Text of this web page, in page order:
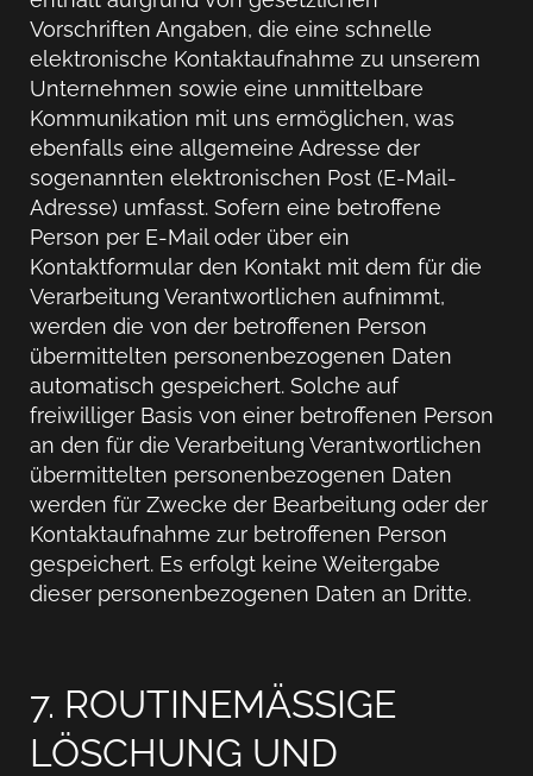
Vorschriften Angaben, die eine schnelle
elektronische Kontaktaufnahme zu unserem
Unternehmen sowie eine unmittelbare
Kommunikation mit uns ermöglichen, was
ebenfalls eine allgemeine Adresse der
sogenannten elektronischen Post (E-Mail-
Adresse) umfasst. Sofern eine betroffene
Person per E-Mail oder über ein
Kontaktformular den Kontakt mit dem für die
Verarbeitung Verantwortlichen aufnimmt,
werden die von der betroffenen Person
übermittelten personenbezogenen Daten
automatisch gespeichert. Solche auf
freiwilliger Basis von einer betroffenen Person
an den für die Verarbeitung Verantwortlichen
übermittelten personenbezogenen Daten
werden für Zwecke der Bearbeitung oder der
Kontaktaufnahme zur betroffenen Person
gespeichert. Es erfolgt keine Weitergabe
dieser personenbezogenen Daten an Dritte.
7. ROUTINEMÄSSIGE
LÖSCHUNG UND